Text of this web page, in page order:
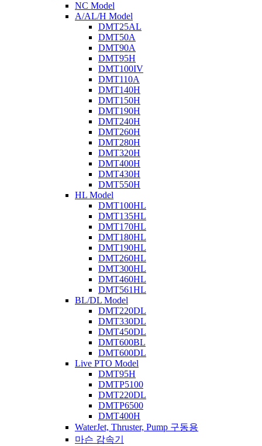
NC Model
A/AL/H Model
DMT25AL
DMT50A
DMT90A
DMT95H
DMT100IV
DMT110A
DMT140H
DMT150H
DMT190H
DMT240H
DMT260H
DMT280H
DMT320H
DMT400H
DMT430H
DMT550H
HL Model
DMT100HL
DMT135HL
DMT170HL
DMT180HL
DMT190HL
DMT260HL
DMT300HL
DMT460HL
DMT561HL
BL/DL Model
DMT220DL
DMT330DL
DMT450DL
DMT600BL
DMT600DL
Live PTO Model
DMT95H
DMTP5100
DMT220DL
DMTP6500
DMT400H
WaterJet, Thruster, Pump 구동용
마슨 감속기